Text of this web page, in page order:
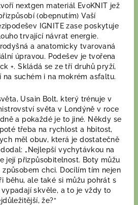
nextgen materiál EvoKNIT jež
(obepnutím) Vaší
IGNITE zase poskytuje
trvající návrat energie.
a anatomicky tvarovaná
úpravou. Podešev je tvořena
+. Skládá se ze tří druhů pryží,
na suchém i na mokrém asfaltu.
Usain Bolt, který trénuje v
světa v Londýně v roce
a pokaždé je to jiné. Někdy se
třeba na rychlost a hbitost,
měl obuv, která je dostatečně
„Nejlepší vychytávkou na
její přizpůsobitelnost. Boty můžu
chci. Docílím tím nejen
běhu, ale také si můžu pohrát s
skvěle, a to je vždy to
že?“